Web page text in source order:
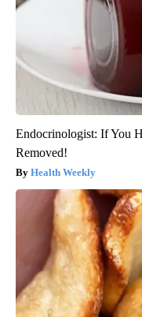
Endocrinologist: If You
Removed!
Health Weekly